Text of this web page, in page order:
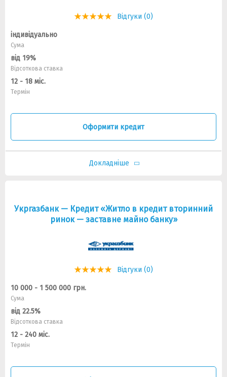
Відгуки (0)
індивідуально
Сума
від 19%
Відсоткова ставка
12 - 18 міс.
Термін
Оформити кредит
Докладніше
Укргазбанк — Кредит «Житло в кредит вторинний
ринок — заставне майно банку»
Відгуки (0)
10 000 - 1 500 000 грн.
Сума
від 22.5%
Відсоткова ставка
12 - 240 міс.
Термін